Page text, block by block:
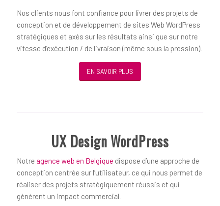
Nos clients nous font confiance pour livrer des projets de
conception et de développement de sites Web WordPress
stratégiques et axés sur les résultats ainsi que sur notre
vitesse d’exécution / de livraison (même sous la pression).
EN SAVOIR PLUS
UX Design WordPress
Notre agence web en Belgique dispose d’une approche de
conception centrée sur l’utilisateur, ce qui nous permet de
réaliser des projets stratégiquement réussis et qui
génèrent un impact commercial.